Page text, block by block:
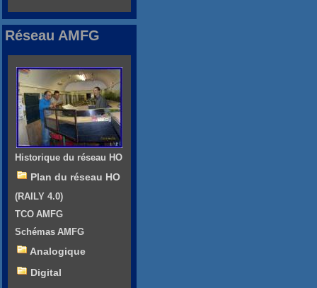
Réseau AMFG
Historique du réseau HO
Plan du réseau HO
(RAILY 4.0)
TCO AMFG
Schémas AMFG
Analogique
Digital